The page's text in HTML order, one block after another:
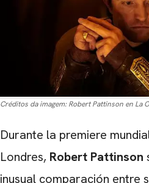
Créditos da imagem: Robert Pattinson en La
Durante la premiere
Londres, Robert Pattinson
inusual comparación entre